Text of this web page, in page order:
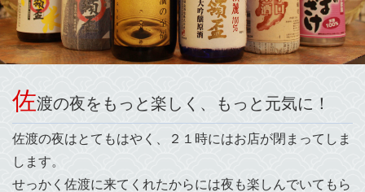
佐渡の夜をもっと楽しく、もっと元気に！
佐渡の夜はとてもはやく、２１時にはお店が閉まってしま
します。
せっかく佐渡に来てくれたからには夜も楽しんでいてもら